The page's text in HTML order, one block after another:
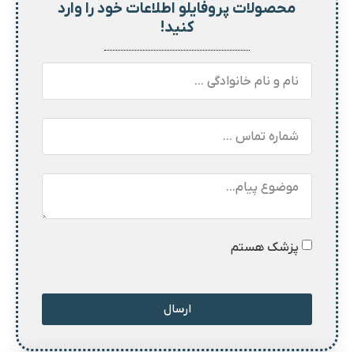
محصولات پروفایلو اطلاعات خود را وارد
کنید!
پزشک هستم
ارسال